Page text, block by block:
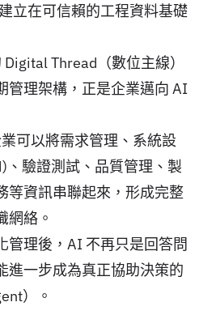
立在可信賴的工程資料基礎
Thread（數位主線）
管理架構，正是企業邁向 AI
可以將需求管理、系統設
、驗證測試、品質管理、製
等資訊串聯起來，形成完整
網絡。
管理後，AI 不再只是回答問
進一步成為真正協助決策的
）。